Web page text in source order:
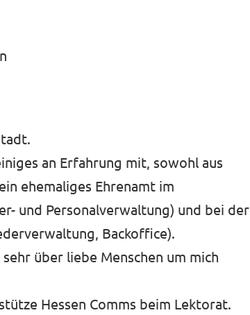
an Erfahrung mit, sowohl aus
ehemaliges Ehrenamt im
und Personalverwaltung) und bei der
Backoffice).
über liebe Menschen um mich
Hessen Comms beim Lektorat.